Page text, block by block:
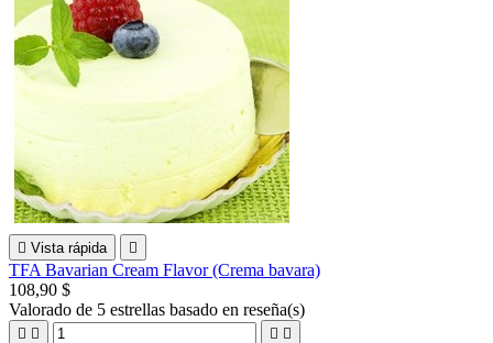
 Vista rápida 
TFA Bavarian Cream Flavor (Crema bavara)
108,90 $
Valorado de 5 estrellas basado en reseña(s)
   